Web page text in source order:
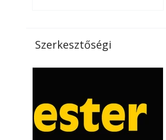
jelentőséget kapott, ahogy a
nyári hőhullámok gyakoribbá és
a megoldást a meleg ellen, ma
már egyre többen keresnek
olyan kültéri hűtési
Szerkesztőségi